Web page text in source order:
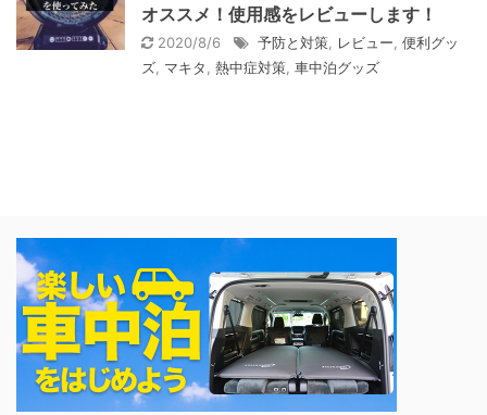
オススメ！使用感をレビューします！
2020/8/6 予防と対策 レビュー 便利グッ
ズ マキタ 熱中症対策 車中泊グッズ